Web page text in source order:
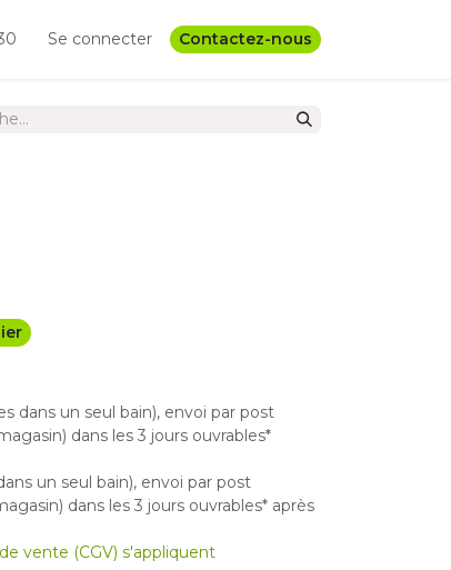
Se connecter Contactez-nous
dans un seul bain), envoi par post
dans les 3 jours ouvrables*
un seul bain), envoi par post
dans les 3 jours ouvrables* après
vente (CGV) s'appliquent